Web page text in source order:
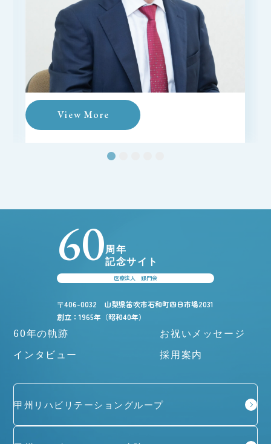
View More
60周年
記念サイト
医療法人 銀門会
〒406-0032 山梨県笛吹市石和町四日市場2031
創立：1965年（昭和40年）
60年の軌跡
インタビュー
お祝いメッセージ
採用案内
甲州リハビリテーショングループ